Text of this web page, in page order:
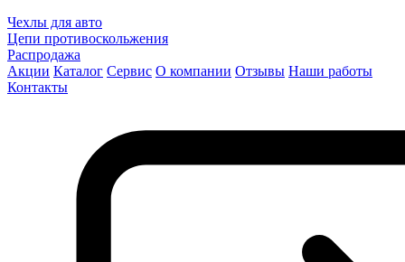
Чехлы для авто
Цепи противоскольжения
Распродажа
Акции Каталог Сервис О компании Отзывы Наши работы
Контакты